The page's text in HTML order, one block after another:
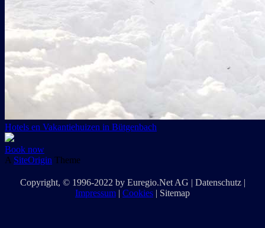
Hotels en Vakantiehuizen in Bütgenbach
Book now
A SiteOrigin Theme
Copyright, © 1996-2022 by Euregio.Net AG | Datenschutz|
Impressum | Cookies | Sitemap